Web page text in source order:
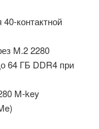
контактной
M.2 2280
64 ГБ DDR4 при
M-key